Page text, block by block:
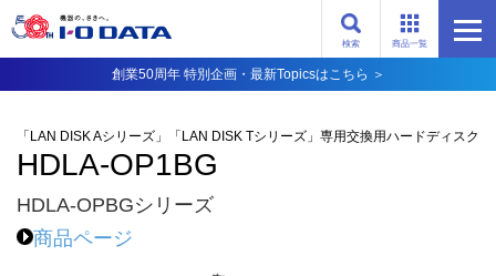
商品一覧
検索
創業50周年 特別企画・最新Topicsはこちら ＞
「LAN DISK Aシリーズ」「LAN DISK Tシリーズ」専用交換用ハードディスク
HDLA-OP1BG
HDLA-OPBGシリーズ
商品ページ